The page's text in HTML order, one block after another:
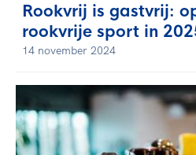
Rookvrij is gastvrij:
rookvrije sport in
14 november 2024